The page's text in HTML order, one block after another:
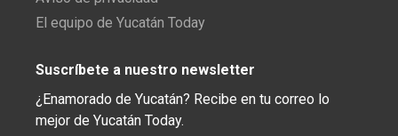
El equipo de Yucatán Today
Suscríbete a nuestro newsletter
¿Enamorado de Yucatán? Recibe en tu correo lo
mejor de Yucatán Today.